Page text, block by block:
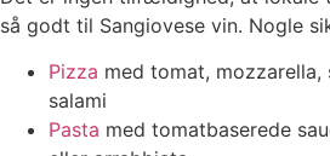
så godt til Sangiovese vin. Nogle
Pizza med tomat, mozzarella,
salami
Pasta med tomatbaserede